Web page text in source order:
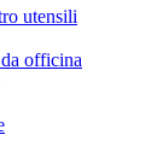
utensili
officina